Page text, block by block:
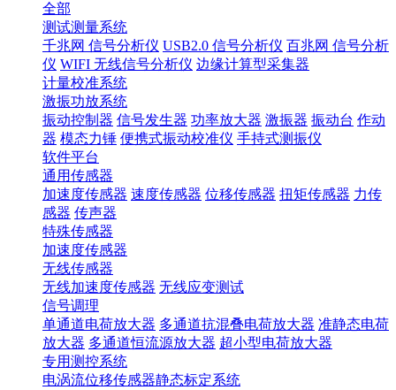
全部
测试测量系统
千兆网 信号分析仪 USB2.0 信号分析仪 百兆网 信号分析
仪 WIFI 无线信号分析仪 边缘计算型采集器
计量校准系统
激振功放系统
振动控制器 信号发生器 功率放大器 激振器 振动台 作动
器 模态力锤 便携式振动校准仪 手持式测振仪
软件平台
通用传感器
加速度传感器 速度传感器 位移传感器 扭矩传感器 力传
感器 传声器
特殊传感器
加速度传感器
无线传感器
无线加速度传感器 无线应变测试
信号调理
单通道电荷放大器 多通道抗混叠电荷放大器 准静态电荷
放大器 多通道恒流源放大器 超小型电荷放大器
专用测控系统
电涡流位移传感器静态标定系统